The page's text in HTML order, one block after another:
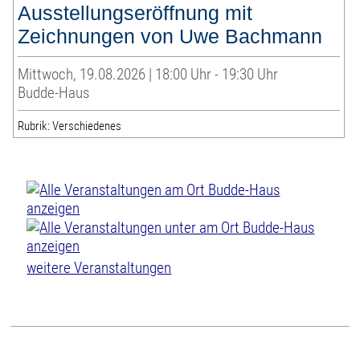
Ausstellungseröffnung mit
Zeichnungen von Uwe Bachmann
Mittwoch, 19.08.2026 | 18:00 Uhr - 19:30 Uhr
Budde-Haus
Rubrik: Verschiedenes
weitere Veranstaltungen